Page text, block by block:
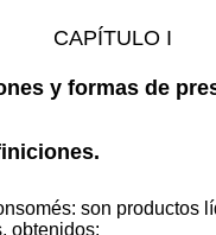
CAPÍTULO I
y formas de
son productos
obtenidos: